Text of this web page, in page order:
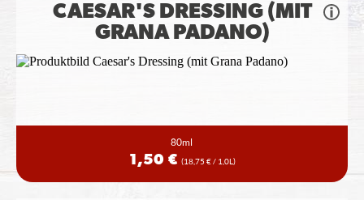
CAESAR'S DRESSING (MIT
GRANA PADANO)
80ml
1,50 € (18,75 € / 1,0L)